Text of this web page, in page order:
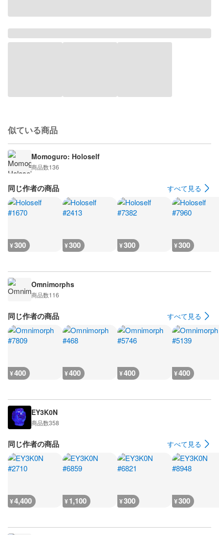
似ている商品
Momoguro: Holoself
商品数136
同じ作者の商品 すべて見る
¥300 ¥300 ¥300 ¥300
Omnimorphs
商品数116
同じ作者の商品 すべて見る
¥400 ¥400 ¥400 ¥400
EY3K0N
商品数358
同じ作者の商品 すべて見る
¥4,400 ¥1,100 ¥300 ¥300